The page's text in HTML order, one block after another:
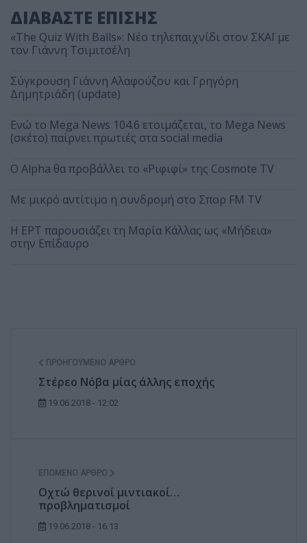
ΔΙΑΒΑΣΤΕ ΕΠΙΣΗΣ
«The Quiz With Balls»: Νέο τηλεπαιχνίδι στον ΣΚΑΪ με
τον Γιάννη Τσιμιτσέλη
Σύγκρουση Γιάννη Αλαφούζου και Γρηγόρη
Δημητριάδη (update)
Ενώ το Mega News 104.6 ετοιμάζεται, το Mega News
(σκέτο) παίρνει πρωτιές στα social media
Ο Alpha θα προβάλλει το «Ριφιφί» της Cosmote TV
Με μικρό αντίτιμο η συνδρομή στο Σπορ FM TV
Η ΕΡΤ παρουσιάζει τη Μαρία Κάλλας ως «Μήδεια»
στην Επίδαυρο
ΠΡΟΗΓΟΎΜΕΝΟ ΆΡΘΡΟ
Στέρεο Νόβα μίας άλλης εποχής
19.06.2018 - 12:02
ΕΠΌΜΕΝΟ ΆΡΘΡΟ
Οχτώ θερινοί μιντιακοί…
προβληματισμοί
19.06.2018 - 16:13